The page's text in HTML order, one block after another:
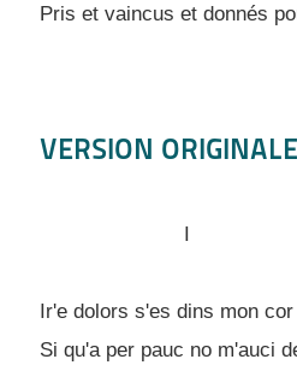
Pris et vaincus et donnés
VERSION
I
Ir'e dolors s'es dins mon
Si qu'a per pauc no m'auci